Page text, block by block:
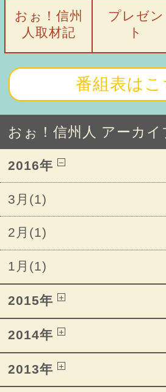
おぉ！信州
人取材記
プレゼン
ト
番組表はこ
おぉ！信州人 アーカイ
2016年
3月(1)
2月(1)
1月(1)
2015年
2014年
2013年